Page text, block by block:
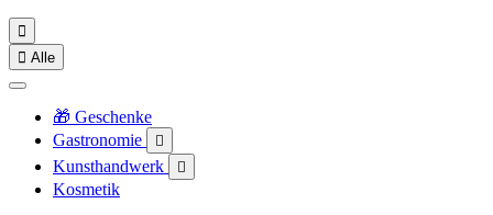

 Alle
🎁 Geschenke
Gastronomie

Kunsthandwerk 
Kosmetik